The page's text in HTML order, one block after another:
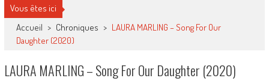
Vous êtes ici
Accueil > Chroniques > LAURA MARLING – Song For Our
Daughter (2020)
LAURA MARLING – Song For Our Daughter (2020)